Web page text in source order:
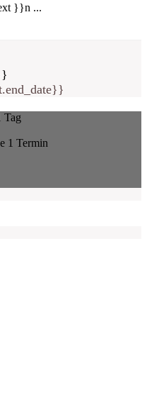
}}n ...
Tag
1 Termin